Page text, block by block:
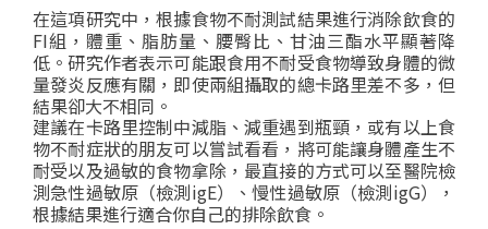
在這項研究中，根據食物不耐測試結果進行消除飲食的
FI組，體重、脂肪量、腰臀比、甘油三酯水平顯著降
低。研究作者表示可能跟食用不耐受食物導致身體的微
量發炎反應有關，即使兩組攝取的總卡路里差不多，但
結果卻大不相同。
建議在卡路里控制中減脂、減重遇到瓶頸，或有以上食
物不耐症狀的朋友可以嘗試看看，將可能讓身體產生不
耐受以及過敏的食物拿除，最直接的方式可以至醫院檢
測急性過敏原（檢測igE）、慢性過敏原（檢測igG），
根據結果進行適合你自己的排除飲食。